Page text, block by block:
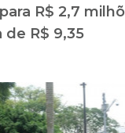
R$ 2,7
R$ 9,35